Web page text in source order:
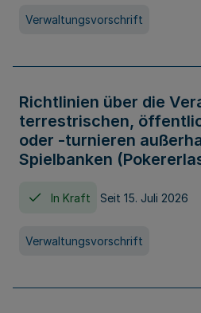
Verwaltungsvorschrift
Richtlinien über die
terrestrischen,
oder -turnieren
Spielbanken
In Kraft Seit 15. Juli 2026
Verwaltungsvorschrift